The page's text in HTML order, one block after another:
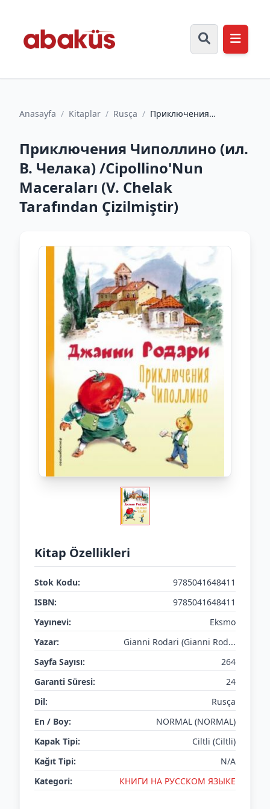
Anasayfa / Kitaplar / Rusça / Приключения
Maceraları...
Приключения Чиполлино (ил.
В. Челака) /Cipollino'Nun
Maceraları (V. Chelak
Tarafından Çizilmiştir)
Kitap Özellikleri
Stok Kodu:
9785041648411
ISBN:
9785041648411
Yayınevi:
Eksmo
Yazar:
Gianni Rodari (Gianni Rod...
Sayfa Sayısı:
264
Garanti Süresi:
24
Dil:
Rusça
En / Boy:
NORMAL (NORMAL)
Kapak Tipi:
Ciltli (Ciltli)
Kağıt Tipi:
N/A
Kategori:
КНИГИ НА РУССКОМ ЯЗЫКЕ